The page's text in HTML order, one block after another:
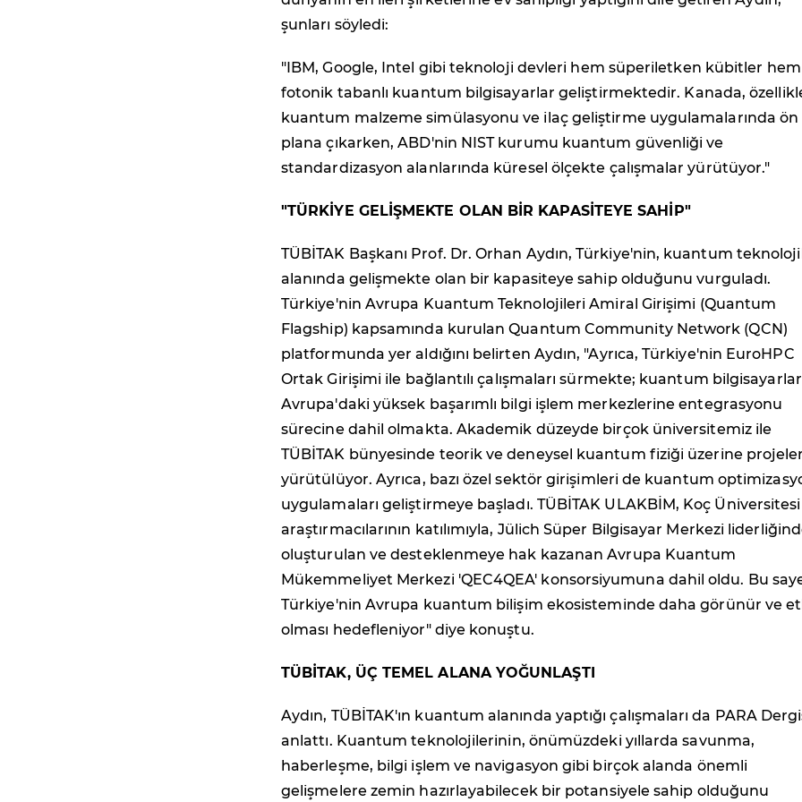
şunları söyledi:
"IBM, Google, Intel gibi teknoloji devleri hem süperiletken kübitler
fotonik tabanlı kuantum bilgisayarlar geliştirmektedir. Kanada,
kuantum malzeme simülasyonu ve ilaç geliştirme uygulamalarında ön
plana çıkarken, ABD'nin NIST kurumu kuantum güvenliği ve
standardizasyon alanlarında küresel ölçekte çalışmalar yürütüyor."
"TÜRKİYE GELİŞMEKTE OLAN BİR KAPASİTEYE SAHİP"
TÜBİTAK Başkanı Prof. Dr. Orhan Aydın, Türkiye'nin, kuantum
alanında gelişmekte olan bir kapasiteye sahip olduğunu vurguladı.
Türkiye'nin Avrupa Kuantum Teknolojileri Amiral Girişimi (Quantum
Flagship) kapsamında kurulan Quantum Community Network (QCN)
platformunda yer aldığını belirten Aydın, "Ayrıca, Türkiye'nin EuroHPC
Ortak Girişimi ile bağlantılı çalışmaları sürmekte; kuantum
Avrupa'daki yüksek başarımlı bilgi işlem merkezlerine entegrasyonu
sürecine dahil olmakta. Akademik düzeyde birçok üniversitemiz ile
TÜBİTAK bünyesinde teorik ve deneysel kuantum fiziği üzerine projeler
yürütülüyor. Ayrıca, bazı özel sektör girişimleri de kuantum
uygulamaları geliştirmeye başladı. TÜBİTAK ULAKBİM, Koç Üniversitesi
araştırmacılarının katılımıyla, Jülich Süper Bilgisayar Merkezi
oluşturulan ve desteklenmeye hak kazanan Avrupa Kuantum
Mükemmeliyet Merkezi 'QEC4QEA' konsorsiyumuna dahil oldu. Bu
Türkiye'nin Avrupa kuantum bilişim ekosisteminde daha görünür ve
olması hedefleniyor" diye konuştu.
TÜBİTAK, ÜÇ TEMEL ALANA YOĞUNLAŞTI
Aydın, TÜBİTAK'ın kuantum alanında yaptığı çalışmaları da PARA
anlattı. Kuantum teknolojilerinin, önümüzdeki yıllarda savunma,
haberleşme, bilgi işlem ve navigasyon gibi birçok alanda önemli
gelişmelere zemin hazırlayabilecek bir potansiyele sahip olduğunu